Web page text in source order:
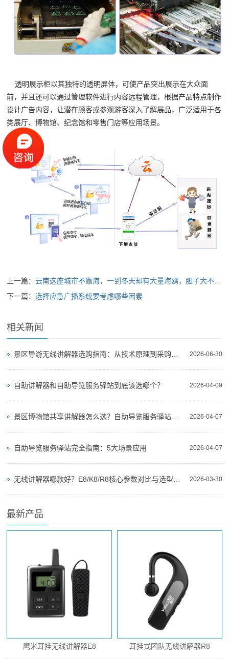
透明展示柜以其独特的透明屏体，可使产品突出展示在大众面
前，并且还可以通过管理软件进行内容远程管理，根据产品特点制作
设计广告内容，让潜在顾客或参观游客深入了解展品，广泛适用于各
类展厅、博物馆、纪念馆和零售门店等应用场景。
上一篇：云南这座城市不靠海，一到冬天却有大量海鸥，胆子大不怕人！
下一篇：选择应急广播系统要考虑哪些因素
相关新闻
2026-06-30
2026-04-09
自助讲解器和自助导览服务驿站到底该选哪个？
2026-04-07
2026-04-07
自助导览服务驿站完全指南：5大场景应用
2026-03-30
最新产品
鹰米耳挂无线讲解器E8 耳挂式团队无线讲解器R8